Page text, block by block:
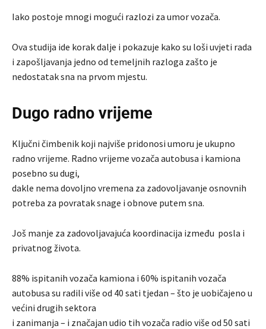
Iako postoje mnogi mogući razlozi za umor vozača.
Ova studija ide korak dalje i pokazuje kako su loši uvjeti rada
i zapošljavanja jedno od temeljnih razloga zašto je
nedostatak sna na prvom mjestu.
Dugo radno vrijeme
Ključni čimbenik koji najviše pridonosi umoru je ukupno
radno vrijeme. Radno vrijeme vozača autobusa i kamiona
posebno su dugi,
dakle nema dovoljno vremena za zadovoljavanje osnovnih
potreba za povratak snage i obnove putem sna.
Još manje za zadovoljavajuća koordinacija između posla i
privatnog života.
88% ispitanih vozača kamiona i 60% ispitanih vozača
autobusa su radili više od 40 sati tjedan – što je uobičajeno u
većini drugih sektora
i zanimanja – i značajan udio tih vozača radio više od 50 sati